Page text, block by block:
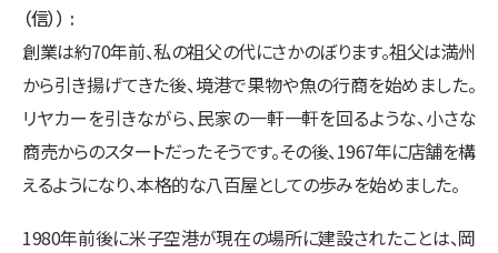
（信））
創業は約70年前、私の祖父の代にさかのぼります。祖父は満州
から引き揚げてきた後、境港で果物や魚の行商を始めました。
リヤカーを引きながら、民家の一軒一軒を回るような、小さな
商売からのスタートだったそうです。その後、1967年に店舗を構
えるようになり、本格的な八百屋としての歩みを始めました。
1980年前後に米子空港が現在の場所に建設されたことは、岡